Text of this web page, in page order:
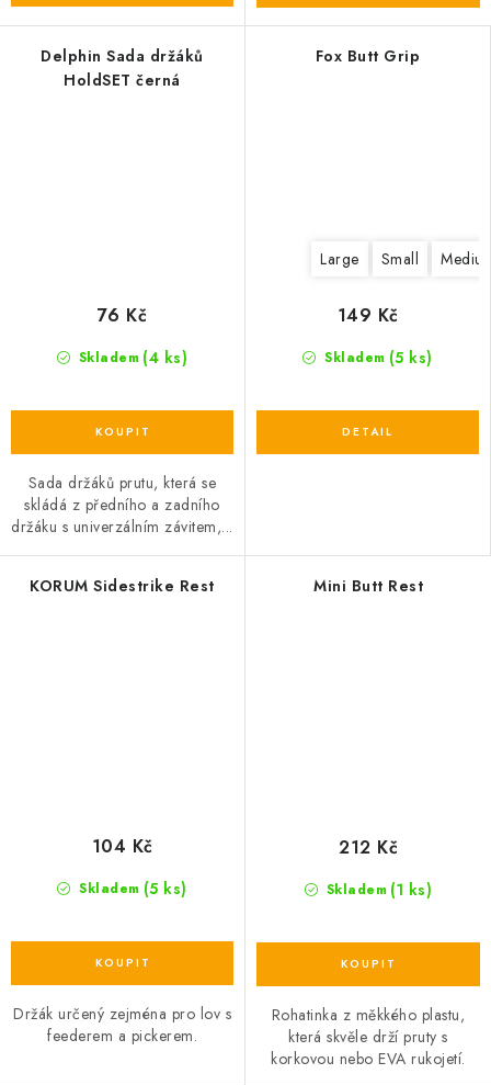
Delphin Sada držáků
HoldSET černá
Skladem (4 ks)
76 Kč
Sada držáků prutu, která se
skládá z předního a zadního
držáku s univerzálním závitem,...
Fox Butt Grip
Large Small
Skladem (5 ks)
149 Kč
KORUM Sidestrike Rest
Skladem (5 ks)
104 Kč
Držák určený zejména pro lov s
feederem a pickerem.
Mini Butt Rest
Skladem (1 ks)
212 Kč
Rohatinka z měkkého plastu,
která skvěle drží pruty s
korkovou nebo EVA rukojetí.